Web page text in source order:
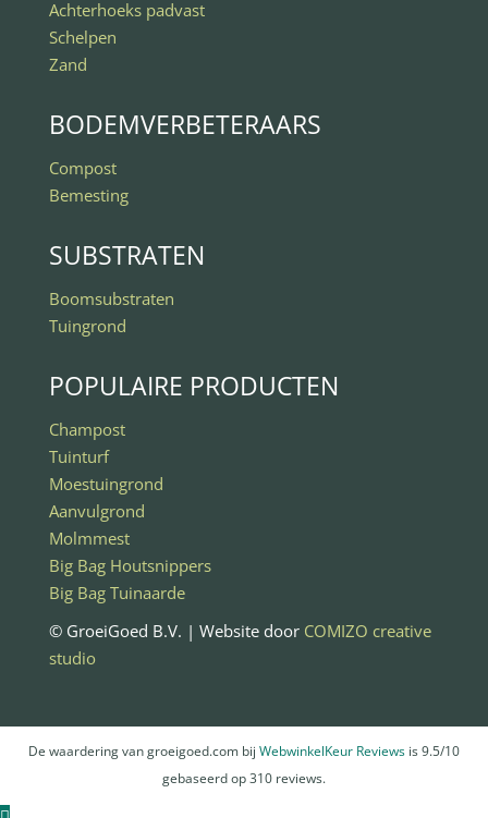
Achterhoeks padvast
Schelpen
Zand
BODEMVERBETERAARS
Compost
Bemesting
SUBSTRATEN
Boomsubstraten
Tuingrond
POPULAIRE PRODUCTEN
Champost
Tuinturf
Moestuingrond
Aanvulgrond
Molmmest
Big Bag Houtsnippers
Big Bag Tuinaarde
© GroeiGoed B.V. | Website door COMIZO creative
studio
De waardering van groeigoed.com bij WebwinkelKeur Reviews is 9.5/10
gebaseerd op 310 reviews.